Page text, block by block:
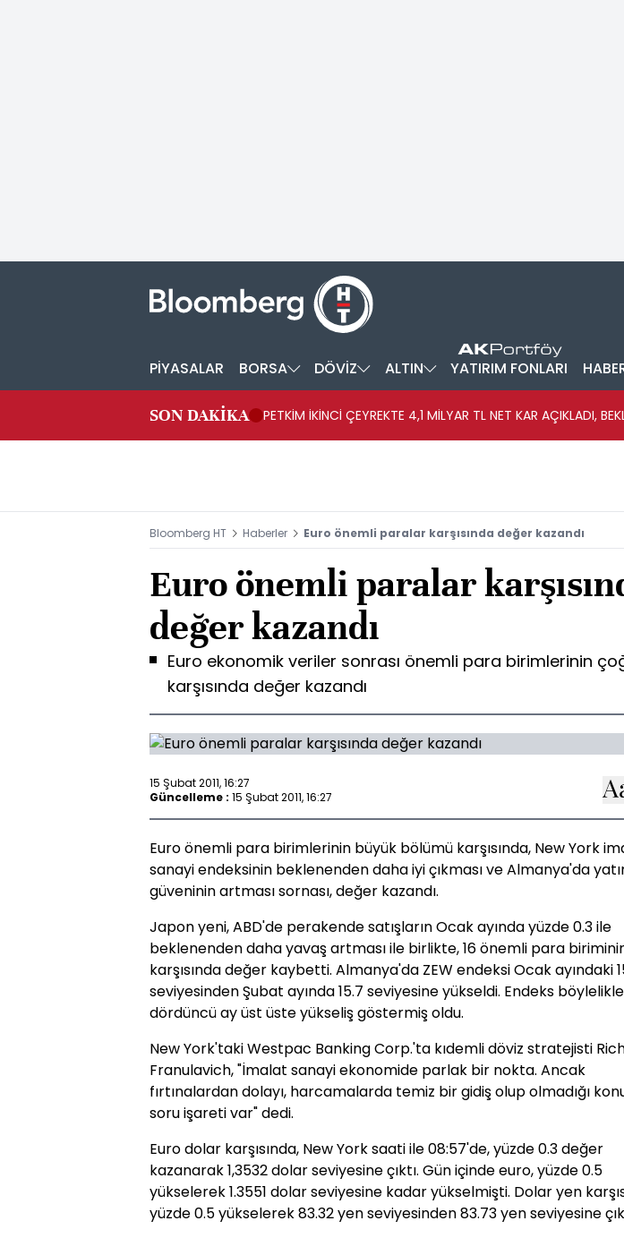
PİYASALAR BORSA DÖVİZ ALTIN YATIRIM FONLARI
SON DAKİKA PETKİM İKİNCİ ÇEYREKTE 4,1 MİLYAR TL NET KAR AÇIKLADI,
Bloomberg HT Haberler Euro önemli paralar karşısında değer kazandı
Euro önemli paralar
değer kazandı
Euro ekonomik veriler sonrası önemli para birimlerinin
karşısında değer kazandı
15 Şubat 2011, 16:27
Güncelleme : 15 Şubat 2011, 16:27
Euro önemli para birimlerinin büyük bölümü karşısında, New York
sanayi endeksinin beklenenden daha iyi çıkması ve Almanya'da
güveninin artması sornası, değer kazandı.
Japon yeni, ABD'de perakende satışların Ocak ayında yüzde 0.3 ile
beklenenden daha yavaş artması ile birlikte, 16 önemli para
karşısında değer kaybetti. Almanya'da ZEW endeksi Ocak ayındaki
seviyesinden Şubat ayında 15.7 seviyesine yükseldi. Endeks böylelikle
dördüncü ay üst üste yükseliş göstermiş oldu.
New York'taki Westpac Banking Corp.'ta kıdemli döviz stratejisti
Franulavich, "İmalat sanayi ekonomide parlak bir nokta. Ancak
fırtınalardan dolayı, harcamalarda temiz bir gidiş olup olmadığı
soru işareti var" dedi.
Euro dolar karşısında, New York saati ile 08:57'de, yüzde 0.3 değer
kazanarak 1,3532 dolar seviyesine çıktı. Gün içinde euro, yüzde 0.5
yükselerek 1.3551 dolar seviyesine kadar yükselmişti. Dolar yen
yüzde 0.5 yükselerek 83.32 yen seviyesinden 83.73 yen seviyesine